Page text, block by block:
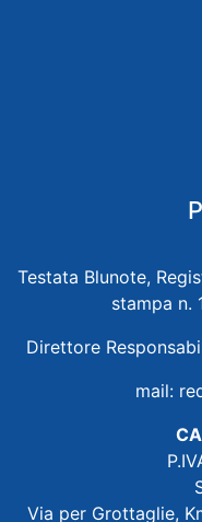
Testata Blunote,
stampa n.
Direttore
mail:
Via per Grottaglie,